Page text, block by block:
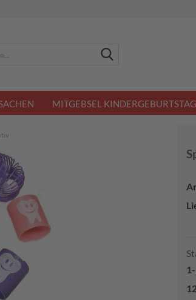
MITGEBSEL KINDERGEBURTSTAG